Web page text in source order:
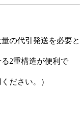
の代引発送を必要と
2重構造が便利で
ださい。）